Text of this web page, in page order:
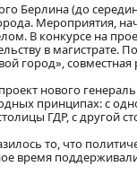
Берлина (до
Мероприятия,
В конкурсе на
в
город»,
нового
принципах: с
ГДР, с другой
то, что
время